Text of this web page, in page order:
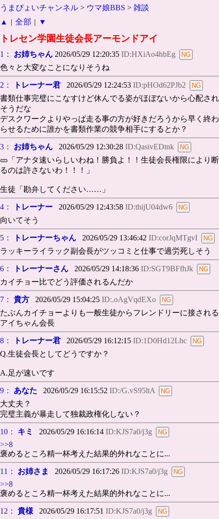
うまぴょいチャンネル > ウマ娘BBS > 雑談
▲
| 全部 | ▼
トレセン学園生徒会長アーモンドアイ
1： お姉ちゃん 2026/05/29 12:20:35 ID:HXiAo4hbEg
色々と大変なことになりそうね
2： トレーナー君 2026/05/29 12:24:53 ID:pHOd62PJb2
書類仕事完璧にこなすけど休んでる姿がほぼないから心配され
そうだな
デスクワークよりやっぱ走る事の方が好きだろうから早く終わ
らせるために誰かを書類作業の競争相手にするとか？
3： お姉ちゃん 2026/05/29 12:30:28 ID:QasivEDtnk
🥒「アナタ速いらしいわね！勝負よ！！生徒会長権限により断
るのは許さないわ！！！」
生徒「勘弁してください……」
4： トレーナー 2026/05/29 12:43:58 ID:thijU04dw6
向いてそう
5： トレーナーちゃん 2026/05/29 13:46:42 ID:corJqMTgvI
ラッキーライラック副会長がツッコミと仕事で過労死しそう
6： トレーナーさん 2026/05/29 14:18:36 ID:SGT9BFfhJk
カイチョー比でどう評価されるんだか
7： 貴方 2026/05/29 15:04:25 ID:.oAgVqdEXo
たぶんカイチョーよりも一般生徒からフレンドリーに接される
アイちゃん会長
8： トレーナー君 2026/05/29 16:12:15 ID:1D0Hd12Lhc
Q.生徒会長としてどうですか？
A.足が速いです
9： あなた 2026/05/29 16:15:52 ID:/G.vS95ltA
大丈夫？
完璧主義が暴走して独裁政権化しない？
10： キミ 2026/05/29 16:16:14 ID:KJS7a0/j3g
>>8
褒めるところ精一杯考えた結果的外れなことに...
11： お姉さま 2026/05/29 16:17:26 ID:KJS7a0/j3g
>>8
褒めるところ精一杯考えた結果的外れなことに...
12： 貴様 2026/05/29 16:17:51 ID:KJS7a0/j3g